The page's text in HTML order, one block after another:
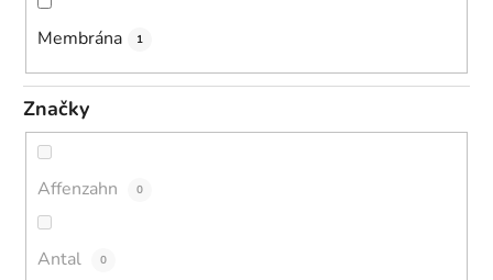
Membrána 1
Značky
Affenzahn 0
Antal 0